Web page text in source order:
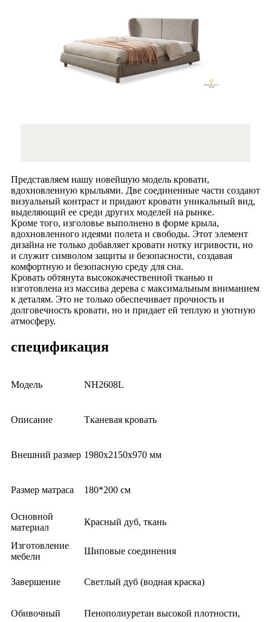
Представляем нашу новейшую модель кровати,
вдохновленную крыльями. Две соединенные части создают
визуальный контраст и придают кровати уникальный вид,
выделяющий ее среди других моделей на рынке.
Кроме того, изголовье выполнено в форме крыла,
вдохновленного идеями полета и свободы. Этот элемент
дизайна не только добавляет кровати нотку игривости, но
и служит символом защиты и безопасности, создавая
комфортную и безопасную среду для сна.
Кровать обтянута высококачественной тканью и
изготовлена ​​из массива дерева с максимальным вниманием
к деталям. Это не только обеспечивает прочность и
долговечность кровати, но и придает ей теплую и уютную
атмосферу.
спецификация
Модель NH2608L
Описание Тканевая кровать
Внешний размер 1980x2150x970 мм
Размер матраса 180*200 см
Основной
материал
Красный дуб, ткань
Изготовление
мебели
Шиповые соединения
Завершение Светлый дуб (водная краска)
Обивочный
Пенополиуретан высокой плотности,